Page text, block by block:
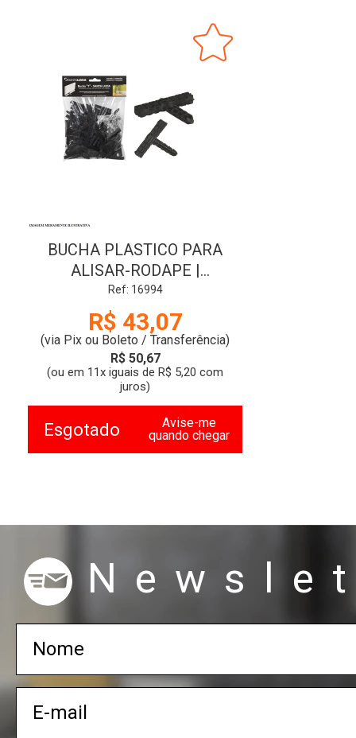
Esgotado
Avise-me
quando chegar
BUCHA PLASTICO PARA
ALISAR-RODAPE |
POLIESTIRENO | COM 50
PCS | SANTA LUZIA 76458
Ref: 16994
R$ 43,07
(via Pix ou Boleto / Transferência)
R$ 50,67
(ou em 11x iguais de R$ 5,20 com
juros)